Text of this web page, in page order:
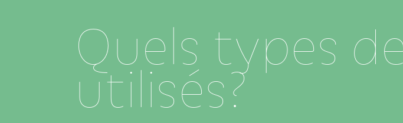
Quels types
utilisés?